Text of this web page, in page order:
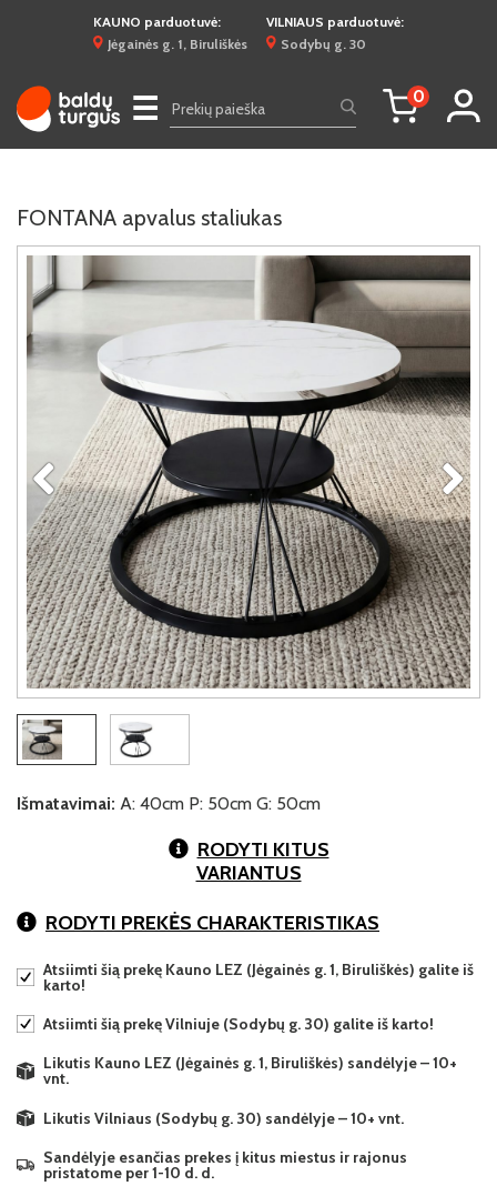
KAUNO parduotuvė:
Jėgainės g. 1, Biruliškės
VILNIAUS parduotuvė:
Sodybų g. 30
☰ 0
FONTANA apvalus staliukas
Išmatavimai: A: 40cm P: 50cm G: 50cm
RODYTI KITUS
VARIANTUS
RODYTI PREKĖS CHARAKTERISTIKAS
Atsiimti šią prekę Kauno LEZ (Jėgainės g. 1, Biruliškės) galite iš
karto!
Atsiimti šią prekę Vilniuje (Sodybų g. 30) galite iš karto!
Likutis Kauno LEZ (Jėgainės g. 1, Biruliškės) sandėlyje – 10+
vnt.
Likutis Vilniaus (Sodybų g. 30) sandėlyje – 10+ vnt.
Sandėlyje esančias prekes į kitus miestus ir rajonus
pristatome per 1-10 d. d.